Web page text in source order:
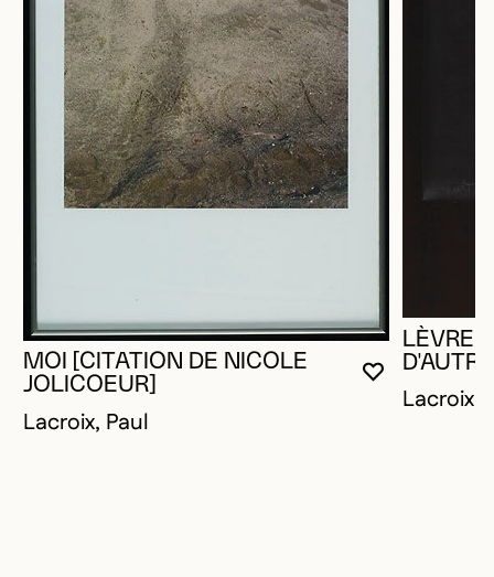
VOUS
FERMER
OUVRIR LA
MOI [CITATION DE NICOLE
JOLICOEUR]
Lacroix, Paul
Lacroix,